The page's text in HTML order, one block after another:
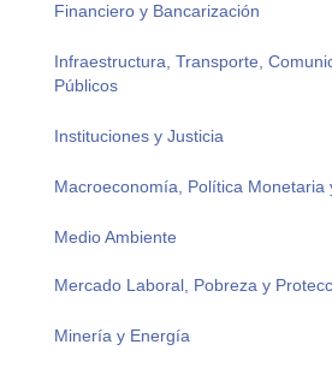
Financiero y Bancarización
Infraestructura, Transporte,
Públicos
Instituciones y Justicia
Macroeconomía, Política Monetaria
Medio Ambiente
Mercado Laboral, Pobreza y
Minería y Energía